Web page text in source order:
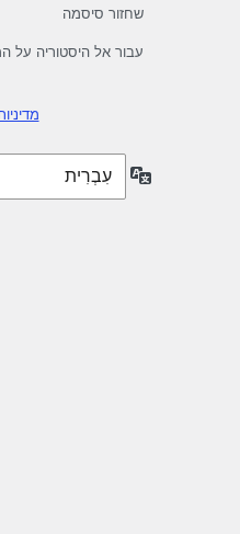
שחזור סיסמה
עבור אל היסטוריה על
שפה